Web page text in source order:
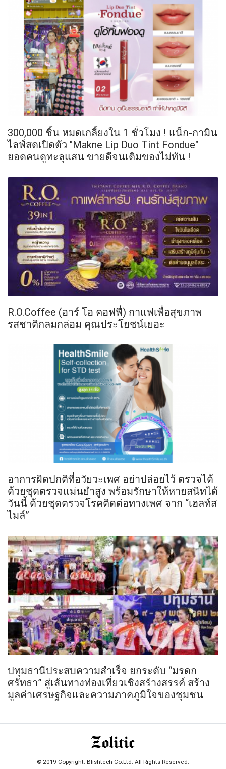
300,000 ชิ้น หมดเกลี้ยงใน 1 ชั่วโมง ! แน็ก-กามิน
ไลฟ์สดเปิดตัว "Makne Lip Duo Tint Fondue"
ยอดคนดูทะลุแสน ขายดีจนเติมของไม่ทัน !
R.O.Coffee (อาร์ โอ คอฟฟี่) กาแฟเพื่อสุขภาพ
รสชาติกลมกล่อม คุณประโยชน์เยอะ
อาการผิดปกติที่อวัยวะเพศ อย่าปล่อยไว้ ตรวจได้
ด้วยชุดตรวจแม่นยำสูง พร้อมรักษาให้หายสนิทได้
วันนี้ ด้วยชุดตรวจโรคติดต่อทางเพศ จาก “เฮลท์ส
ไมล์”
ปทุมธานีประสบความสำเร็จ ยกระดับ “มรดก
ศรัทธา” สู่เส้นทางท่องเที่ยวเชิงสร้างสรรค์ สร้าง
มูลค่าเศรษฐกิจและความภาคภูมิใจของชุมชน
© 2019 Copyright: Blishtech Co.Ltd. All Rights Reserved.